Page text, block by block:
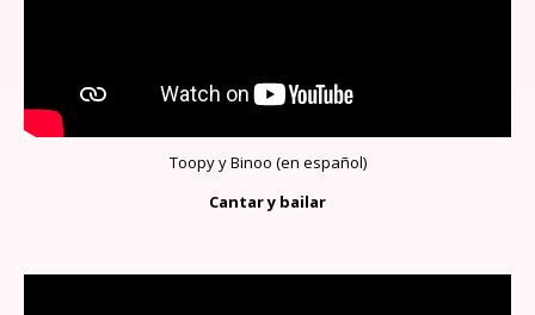
Toopy y Binoo (en español)
Cantar y bailar